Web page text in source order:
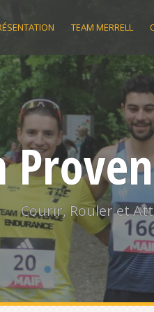
TEAM MERRELL
Courir, Rouler et